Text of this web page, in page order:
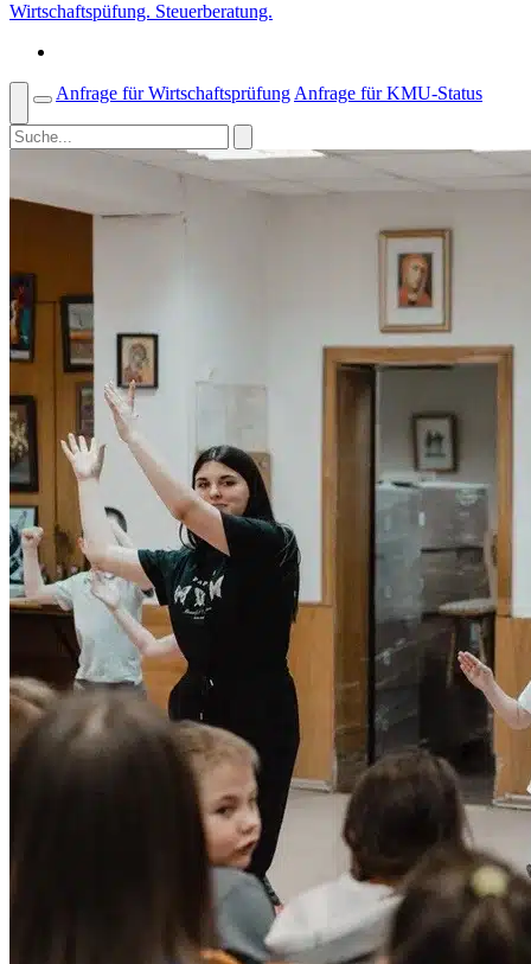
Wirtschaftspüfung. Steuerberatung.
Anfrage für Wirtschaftsprüfung Anfrage für KMU-Status